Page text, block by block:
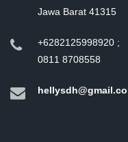
Jawa Barat 41315
+6282125998920 ;
0811 8708558